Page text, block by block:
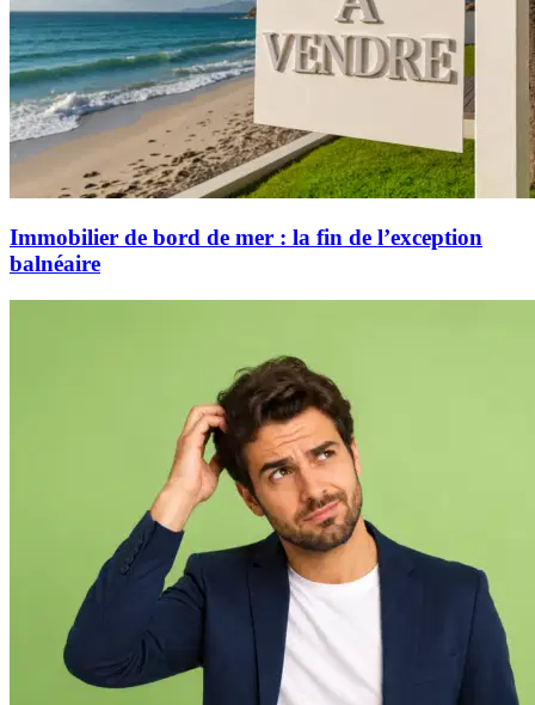
Immobilier de bord de mer : la fin de l’exception
balnéaire